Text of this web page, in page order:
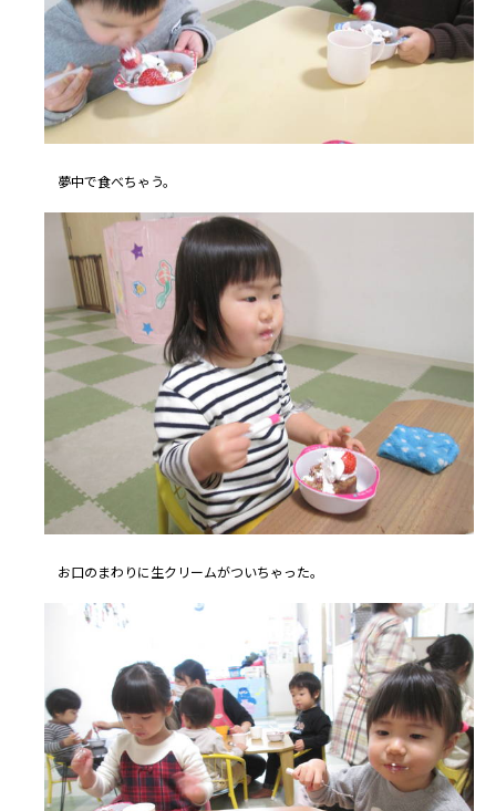
夢中で食べちゃう。
お口のまわりに生クリームがついちゃった。